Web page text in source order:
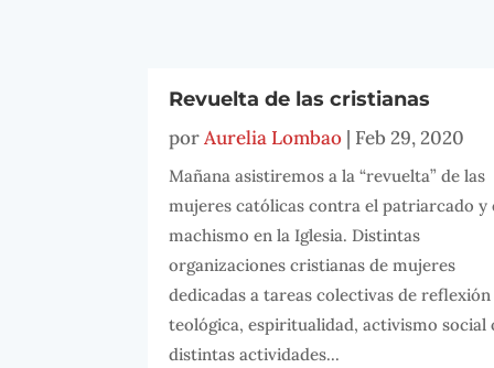
Revuelta de las cristianas
porAurelia Lombao | Feb 29, 2020
Mañana asistiremos a la “revuelta” de las
mujeres católicas contra el patriarcado y
machismo en la Iglesia. Distintas
organizaciones cristianas de mujeres
dedicadas a tareas colectivas de reflexión
teológica, espiritualidad, activismo social
distintas actividades...